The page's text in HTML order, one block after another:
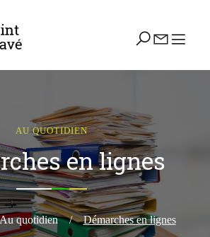
AU QUOTIDIEN
en lignes
quotidien / Démarches en lignes